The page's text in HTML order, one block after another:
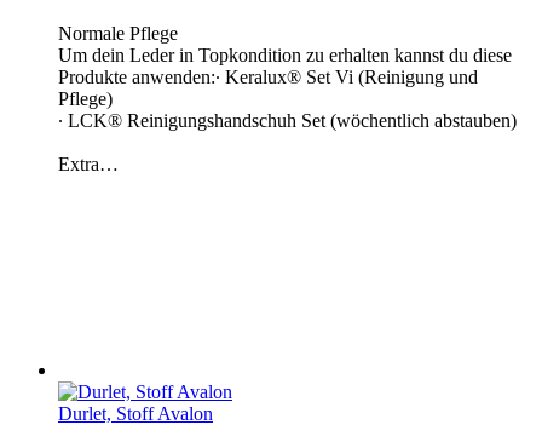
Normale Pflege
Um dein Leder in Topkondition zu erhalten kannst du diese
Produkte anwenden:∙ Keralux® Set Vi (Reinigung und
Pflege)
∙ LCK® Reinigungshandschuh Set (wöchentlich abstauben)
Extra…
Durlet, Stoff Avalon